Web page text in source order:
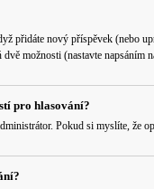
přidáte nový příspěvek (nebo
dvě možnosti (nastavte napsáním
pro hlasování?
Pokud si myslíte, že